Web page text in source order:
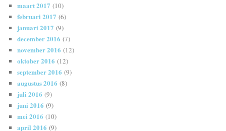
maart 2017 (10)
februari 2017 (6)
januari 2017 (9)
december 2016 (7)
november 2016 (12)
oktober 2016 (12)
september 2016 (9)
augustus 2016 (8)
juli 2016 (9)
juni 2016 (9)
mei 2016 (10)
april 2016 (9)